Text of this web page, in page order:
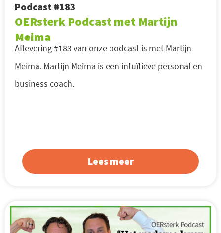
Podcast #183
OERsterk Podcast met Martijn
Meima
Aflevering #183 van onze podcast is met Martijn
Meima. Martijn Meima is een intuïtieve personal en
business coach.
Lees meer